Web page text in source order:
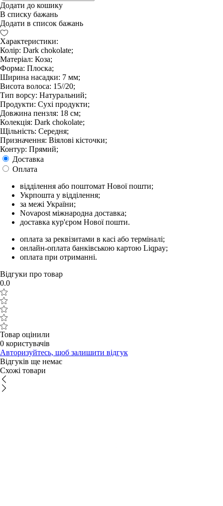
Додати до кошику
В списку бажань
Додати в список бажань
Характеристики:
Колір: Dark chokolate;
Матеріал: Коза;
Форма: Плоска;
Ширина насадки: 7 мм;
Висота волоса: 15//20;
Тип ворсу: Натуральний;
Продукти: Сухі продукти;
Довжина пензля: 18 см;
Колекція: Dark chokolate;
Щільність: Середня;
Призначення: Віялові кісточки;
Контур: Прямий;
Доставка
Оплата
відділення або поштомат Нової пошти;
Укрпошта у відділення;
за межі України;
Novapost міжнародна доставка;
доставка кур'єром Нової пошти.
оплата за реквізитами в касі або терміналі;
онлайн-оплата банківською картою Liqpay;
оплата при отриманні.
Відгуки про товар
0.0
Товар оцінили
0 користувачів
Авторизуйтесь, щоб залишити відгук
Відгуків ще немає
Схожі товари